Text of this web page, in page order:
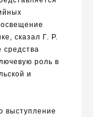
ых
сказал Г. Р.
средства
роль в
и
выступление